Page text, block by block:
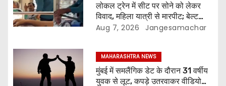
लोकल ट्रेन में सीट पर सोने को लेकर
विवाद, महिला यात्री से मारपीट; बेल्ट
दिखाकर धमकाने का आरोप
Aug 7, 2026 Jangesamachar
MAHARASHTRA NEWS
मुंबई में समलैंगिक डेट के दौरान 31 वर्षीय
युवक से लूट, कपड़े उतरवाकर वीडियो